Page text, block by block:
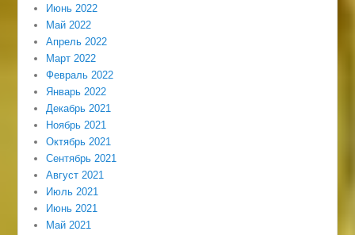
Июнь 2022
Май 2022
Апрель 2022
Март 2022
Февраль 2022
Январь 2022
Декабрь 2021
Ноябрь 2021
Октябрь 2021
Сентябрь 2021
Август 2021
Июль 2021
Июнь 2021
Май 2021